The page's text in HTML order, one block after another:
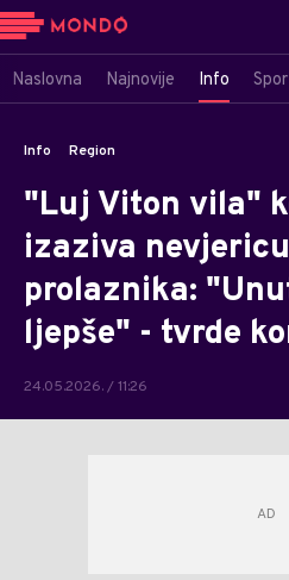
Naslovna Najnovije Info
Info Region
"Luj Viton vila"
izaziva
prolaznika:
ljepše" - tvrde
24.05.2026. / 11:26